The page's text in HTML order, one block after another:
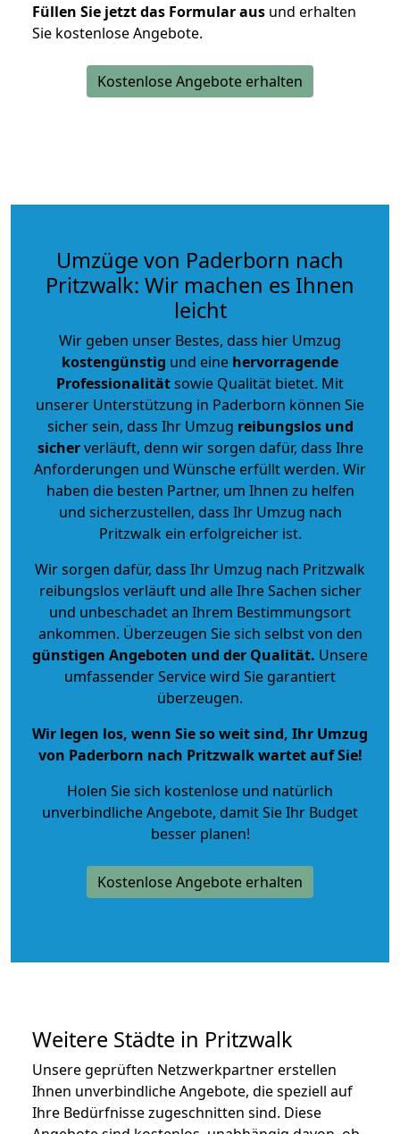
Füllen Sie jetzt das Formular aus und erhalten
Sie kostenlose Angebote.
Kostenlose Angebote erhalten
Umzüge von Paderborn nach
Pritzwalk: Wir machen es Ihnen
leicht
Wir geben unser Bestes, dass hier Umzug
kostengünstig und eine hervorragende
Professionalitätsowie Qualität bietet. Mit
unserer Unterstützung in Paderborn können Sie
sicher sein, dass Ihr Umzug reibungslos und
sicherverläuft, denn wir sorgen dafür, dass Ihre
Anforderungen und Wünsche erfüllt werden. Wir
haben die besten Partner, um Ihnen zu helfen
und sicherzustellen, dass Ihr Umzug nach
Pritzwalk ein erfolgreicher ist.
Wir sorgen dafür, dass Ihr Umzug nach Pritzwalk
reibungslos verläuft und alle Ihre Sachen sicher
und unbeschadet an Ihrem Bestimmungsort
ankommen. Überzeugen Sie sich selbst von den
günstigen Angeboten und der Qualität. Unsere
umfassender Service wird Sie garantiert
überzeugen.
Wir legen los, wenn Sie so weit sind, Ihr Umzug
von Paderborn nach Pritzwalk wartet auf Sie!
Holen Sie sich kostenlose und natürlich
unverbindliche Angebote, damit Sie Ihr Budget
besser planen!
Kostenlose Angebote erhalten
Weitere Städte in Pritzwalk
Unsere geprüften Netzwerkpartner erstellen
Ihnen unverbindliche Angebote, die speziell auf
Ihre Bedürfnisse zugeschnitten sind. Diese